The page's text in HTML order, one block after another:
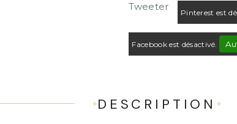
Tweeter
Pinterest est
Facebook est désactivé.
DESCRIPTION